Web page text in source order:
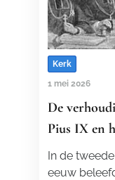
Kerk
1 mei 2026
De
Pius IX en
In de
eeuw